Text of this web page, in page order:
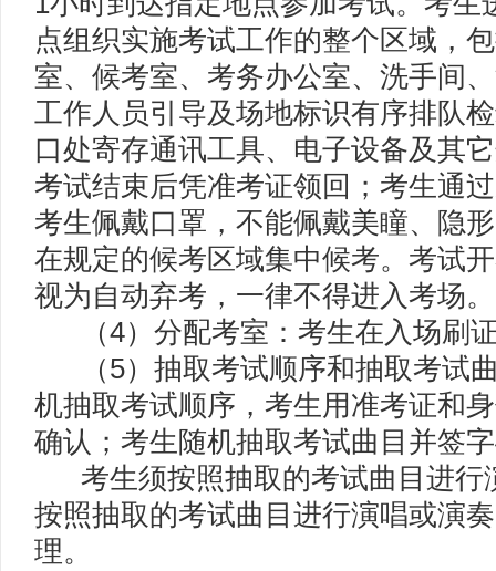
点组织实施考试工作的整个区域，
室、候考室、考务办公室、洗手间
工作人员引导及场地标识有序排队
口处寄存通讯工具、电子设备及其
考试结束后凭准考证领回；考生通
考生佩戴口罩，不能佩戴美瞳、隐
在规定的候考区域集中候考。考试
视为自动弃考，一律不得进入考场
（4）分配考室：考生在入场刷
（5）抽取考试顺序和抽取考试
机抽取考试顺序，考生用准考证和
确认；考生随机抽取考试曲目并签
考生须按照抽取的考试曲目进行
按照抽取的考试曲目进行演唱或演
理。